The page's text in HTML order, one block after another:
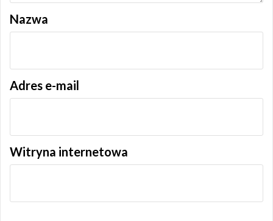
Nazwa
Adres e-mail
Witryna internetowa